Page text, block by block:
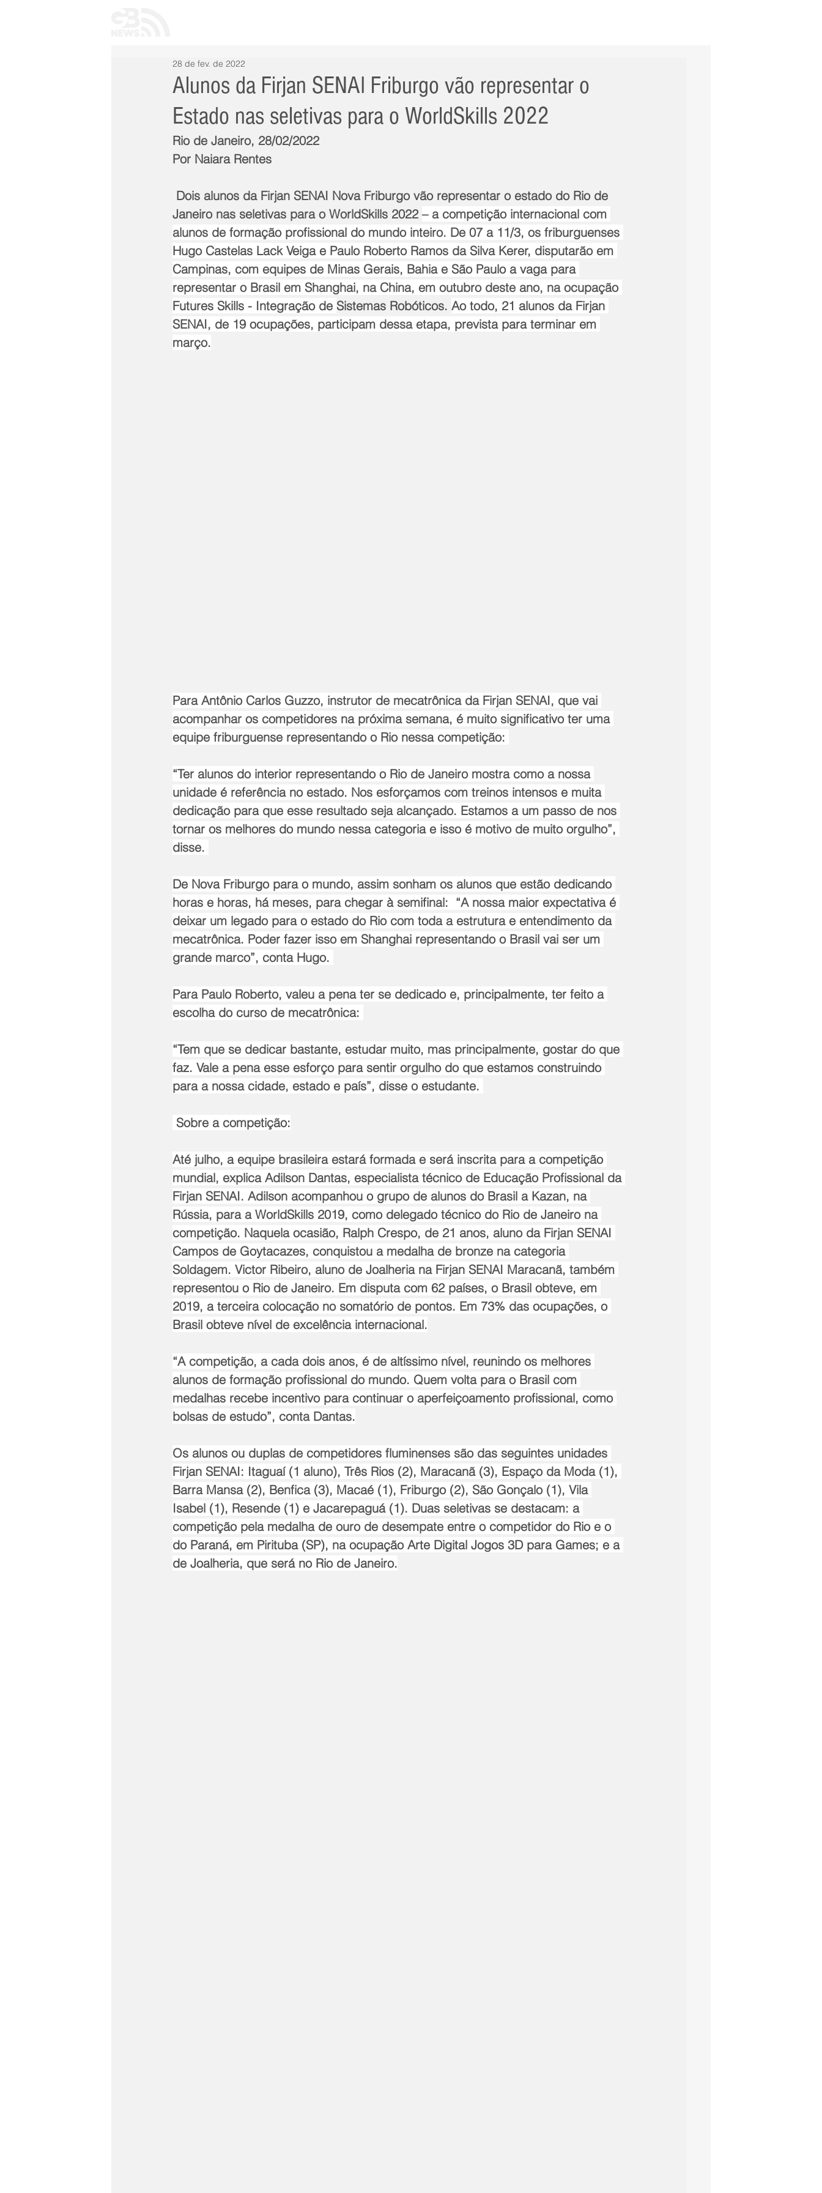
Alunos da Firjan SENAI Friburgo vão representar o
Estado nas seletivas para o WorldSkills 2022
28 de fev. de 2022
Rio de Janeiro, 28/02/2022
Por Naiara Rentes
Janeiro nas seletivas para o WorldSkills 2022 – a competição internacional com
alunos de formação profissional do mundo inteiro. De 07 a 11/3, os friburguenses
Hugo Castelas Lack Veiga e Paulo Roberto Ramos da Silva Kerer, disputarão em
Campinas, com equipes de Minas Gerais, Bahia e São Paulo a vaga para
representar o Brasil em Shanghai, na China, em outubro deste ano, na ocupação
Futures Skills - Integração de Sistemas Robóticos. Ao todo, 21 alunos da Firjan
SENAI, de 19 ocupações, participam dessa etapa, prevista para terminar em
março.
Para Antônio Carlos Guzzo, instrutor de mecatrônica da Firjan SENAI, que vai
acompanhar os competidores na próxima semana, é muito significativo ter uma
equipe friburguense representando o Rio nessa competição:
“Ter alunos do interior representando o Rio de Janeiro mostra como a nossa
unidade é referência no estado. Nos esforçamos com treinos intensos e muita
dedicação para que esse resultado seja alcançado. Estamos a um passo de nos
tornar os melhores do mundo nessa categoria e isso é motivo de muito orgulho”,
disse.
De Nova Friburgo para o mundo, assim sonham os alunos que estão dedicando
horas e horas, há meses, para chegar à semifinal:  “A nossa maior expectativa é
deixar um legado para o estado do Rio com toda a estrutura e entendimento da
mecatrônica. Poder fazer isso em Shanghai representando o Brasil vai ser um
grande marco”, conta Hugo.
Para Paulo Roberto, valeu a pena ter se dedicado e, principalmente, ter feito a
escolha do curso de mecatrônica:
“Tem que se dedicar bastante, estudar muito, mas principalmente, gostar do que
faz. Vale a pena esse esforço para sentir orgulho do que estamos construindo
para a nossa cidade, estado e país”, disse o estudante.
Sobre a competição:
Até julho, a equipe brasileira estará formada e será inscrita para a competição
mundial, explica Adilson Dantas, especialista técnico de Educação Profissional da
Firjan SENAI. Adilson acompanhou o grupo de alunos do Brasil a Kazan, na
Rússia, para a WorldSkills 2019, como delegado técnico do Rio de Janeiro na
competição. Naquela ocasião, Ralph Crespo, de 21 anos, aluno da Firjan SENAI
Campos de Goytacazes, conquistou a medalha de bronze na categoria
Soldagem. Victor Ribeiro, aluno de Joalheria na Firjan SENAI Maracanã, também
representou o Rio de Janeiro. Em disputa com 62 países, o Brasil obteve, em
2019, a terceira colocação no somatório de pontos. Em 73% das ocupações, o
Brasil obteve nível de excelência internacional.
“A competição, a cada dois anos, é de altíssimo nível, reunindo os melhores
alunos de formação profissional do mundo. Quem volta para o Brasil com
medalhas recebe incentivo para continuar o aperfeiçoamento profissional, como
bolsas de estudo”, conta Dantas.
Os alunos ou duplas de competidores fluminenses são das seguintes unidades
Firjan SENAI: Itaguaí (1 aluno), Três Rios (2), Maracanã (3), Espaço da Moda (1),
Barra Mansa (2), Benfica (3), Macaé (1), Friburgo (2), São Gonçalo (1), Vila
Isabel (1), Resende (1) e Jacarepaguá (1). Duas seletivas se destacam: a
competição pela medalha de ouro de desempate entre o competidor do Rio e o
do Paraná, em Pirituba (SP), na ocupação Arte Digital Jogos 3D para Games; e a
de Joalheria, que será no Rio de Janeiro.